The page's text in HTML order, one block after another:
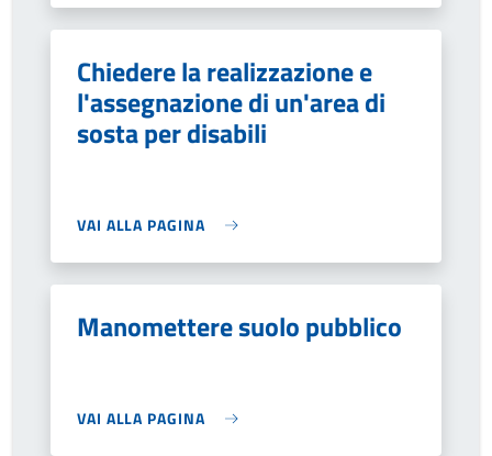
Chiedere la realizzazione e
l'assegnazione di un'area di
sosta per disabili
VAI ALLA PAGINA
Manomettere suolo pubblico
VAI ALLA PAGINA